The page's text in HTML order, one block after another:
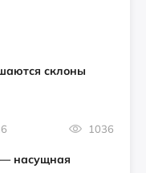
склоны
1036
насущная